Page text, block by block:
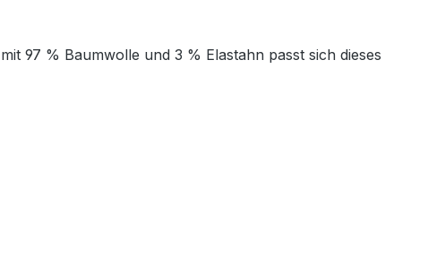
97 % Baumwolle und 3 % Elastahn passt sich dieses